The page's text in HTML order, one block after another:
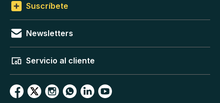
Suscríbete
Newsletters
Servicio al cliente